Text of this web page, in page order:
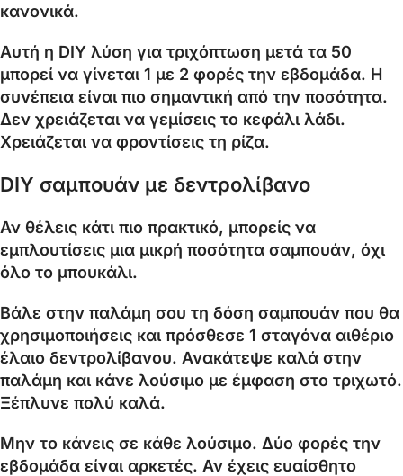
κανονικά.
Αυτή η DIY λύση για τριχόπτωση μετά τα 50
μπορεί να γίνεται 1 με 2 φορές την εβδομάδα. Η
συνέπεια είναι πιο σημαντική από την ποσότητα.
Δεν χρειάζεται να γεμίσεις το κεφάλι λάδι.
Χρειάζεται να φροντίσεις τη ρίζα.
DIY σαμπουάν με δεντρολίβανο
Αν θέλεις κάτι πιο πρακτικό, μπορείς να
εμπλουτίσεις μια μικρή ποσότητα σαμπουάν, όχι
όλο το μπουκάλι.
Βάλε στην παλάμη σου τη δόση σαμπουάν που θα
χρησιμοποιήσεις και πρόσθεσε 1 σταγόνα αιθέριο
έλαιο δεντρολίβανου. Ανακάτεψε καλά στην
παλάμη και κάνε λούσιμο με έμφαση στο τριχωτό.
Ξέπλυνε πολύ καλά.
Μην το κάνεις σε κάθε λούσιμο. Δύο φορές την
εβδομάδα είναι αρκετές. Αν έχεις ευαίσθητο